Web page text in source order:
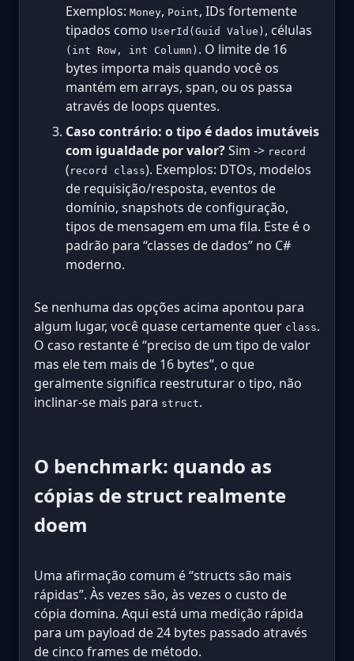
Exemplos: Money, Point, IDs fortemente
tipados como UserId(Guid Value) , células
(int Row, int Column) . O limite de 16
bytes importa mais quando você os
mantém em arrays, span, ou os passa
através de loops quentes.
Caso contrário: o tipo é dados imutáveis
com igualdade por valor?Sim -> record
( record class). Exemplos: DTOs, modelos
de requisição/resposta, eventos de
domínio, snapshots de configuração,
tipos de mensagem em uma fila. Este é o
padrão para “classes de dados” no C#
moderno.
Se nenhuma das opções acima apontou para
algum lugar, você quase certamente quer class.
O caso restante é “preciso de um tipo de valor
mas ele tem mais de 16 bytes”, o que
geralmente significa reestruturar o tipo, não
inclinar-se mais para struct.
O benchmark: quando as
cópias de struct realmente
doem
Uma afirmação comum é “structs são mais
rápidas”. Às vezes são, às vezes o custo de
cópia domina. Aqui está uma medição rápida
para um payload de 24 bytes passado através
de cinco frames de método.